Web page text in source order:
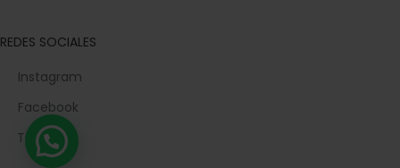
REDES SOCIALES
Instagram
Facebook
TikTok